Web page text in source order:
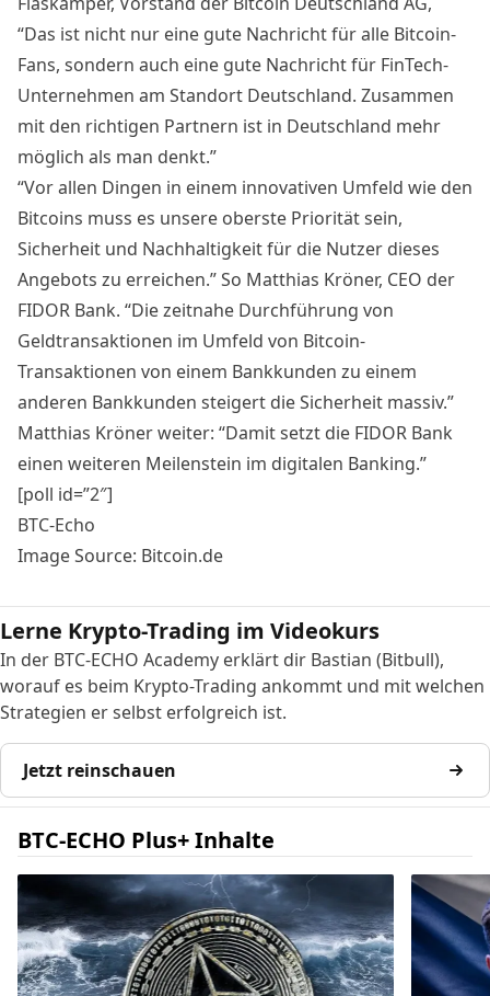
“Das ist nicht nur eine gute Nachricht für alle Bitcoin-
Fans, sondern auch eine gute Nachricht für FinTech-
Unternehmen am Standort Deutschland. Zusammen
mit den richtigen Partnern ist in Deutschland mehr
möglich als man denkt.”
“Vor allen Dingen in einem innovativen Umfeld wie den
Bitcoins muss es unsere oberste Priorität sein,
Sicherheit und Nachhaltigkeit für die Nutzer dieses
Angebots zu erreichen.” So Matthias Kröner, CEO der
FIDOR Bank. “Die zeitnahe Durchführung von
Geldtransaktionen im Umfeld von Bitcoin-
Transaktionen von einem Bankkunden zu einem
anderen Bankkunden steigert die Sicherheit massiv.”
Matthias Kröner weiter: “Damit setzt die FIDOR Bank
einen weiteren Meilenstein im digitalen Banking.”
[poll id=”2″]
BTC-Echo
Image Source: Bitcoin.de
Lerne Krypto-Trading im Videokurs
In der BTC-ECHO Academy erklärt dir Bastian (Bitbull),
worauf es beim Krypto-Trading ankommt und mit welchen
Strategien er selbst erfolgreich ist.
Jetzt reinschauen
BTC-ECHO Plus+ Inhalte